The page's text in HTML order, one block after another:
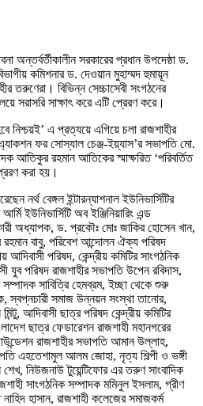
অন্তর্বর্তীকালীন সরকারের প্রধান উপদেষ্ঠা ড.
কমিশনার ড. দেওয়ান মুহাম্মদ হুমায়ূন
তরুণেরা। বিভিন্ন সেচ্চাসেবী সংগঠনের
সরাসরি সাক্ষাৎ করে এটি প্রেরণ করে।
নিশ্চয়ই’ এ প্রত্যয়ে এগিয়ে চলা রাজশাহীর
ফর সোস্যাল চেঞ্জ-ইয়্যাস’র সভাপতি মো.
আতিকুর রহমান আতিকের স্মাক্ষরিত ‘পরিবর্তিত
করা হয়।
নর্থ বেঙ্গল ইন্টারন্যাশনাল ইউনিভার্সিটির
ইউনিভার্সিটি অব ইঞ্জিনিয়ারিং এন্ড
অধ্যাপক, ড. প্রকৌঃ মোঃ জাকির হোসেন খান,
বাবু, পরিবেশ আন্দোলন ঐক্য পরিষদ
পরিষদ, কেন্দ্রীয় কমিটির সাংগঠনিক
যুব পরিষদ রাজশাহীর সভাপতি উপেন রবিদাস,
সম্পাদক সাবিত্রি হেমব্রম, ইচ্ছা থেকে শুরু
স্বপ্নচারী সমাজ উন্নয়ন সংস্থা তানোর,
আদিবাসী ছাত্র পরিষদ কেন্দ্রীয় কমিটির
ছাত্র ফেডারেশন রাজশাহী মহানগরের
রাজশাহীর সভাপতি আমান উল্লাহ,
এহতেশামুল আলম জোহা, নৃত্য শিল্পী ও ভঙ্গী
শেখ, নিউজনাউ টুয়েন্টিফোর এর তরুণ সাংবাদিক
সাংগঠনিক সম্পাদক মমিনুল ইসলাম, গ্রীণ
হাসান, রাজশাহী কলেজের সমাজকর্ম